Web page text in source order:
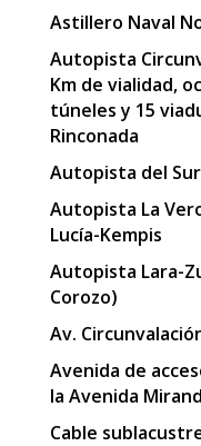
Astillero Naval
Autopista
Km de vialidad,
túneles y 15
Rinconada
Autopista del
Autopista La
Lucía-Kempis
Autopista Lara-
Corozo)
Av.
Avenida de
la Avenida
Cable